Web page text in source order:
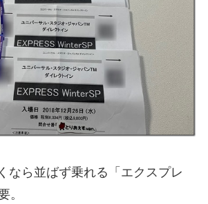
なら並ばず乗れる「エクスプレ
。